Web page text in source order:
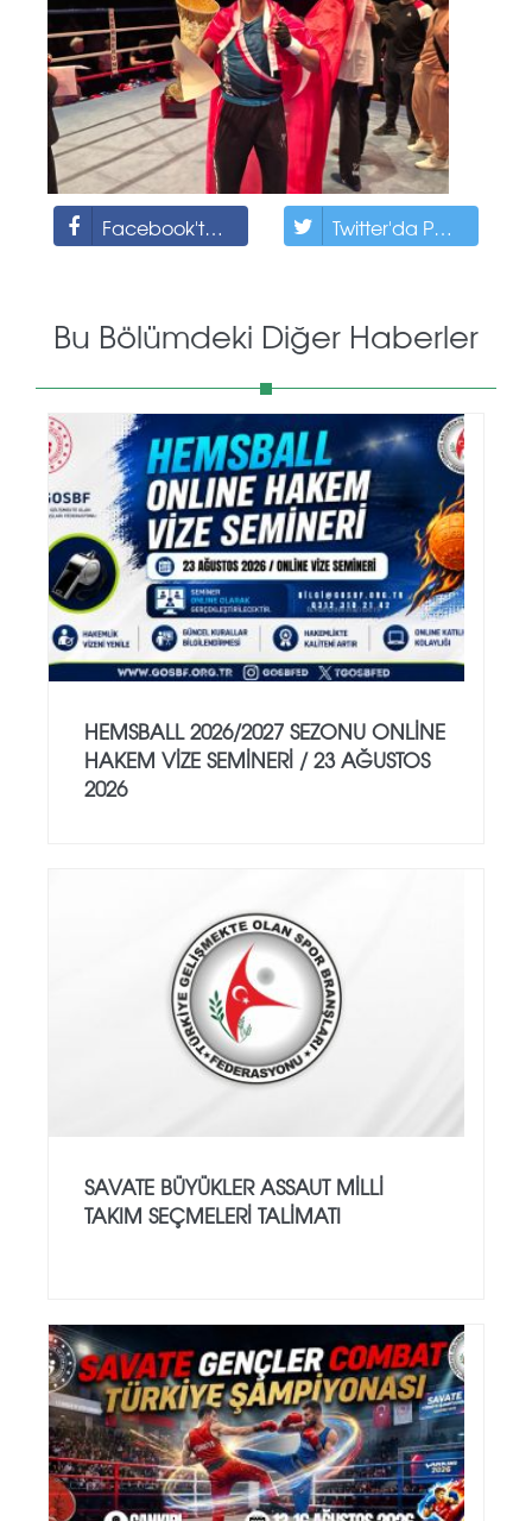
Facebook'ta Paylaş Twitter'da Paylaş
Bu Bölümdeki Diğer Haberler
HEMSBALL 2026/2027 SEZONU ONLİNE
HAKEM VİZE SEMİNERİ / 23 AĞUSTOS
2026
SAVATE BÜYÜKLER ASSAUT MİLLİ
TAKIM SEÇMELERİ TALİMATI